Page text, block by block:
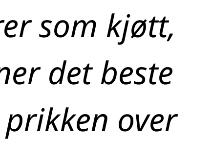
som kjøtt,
det beste
over